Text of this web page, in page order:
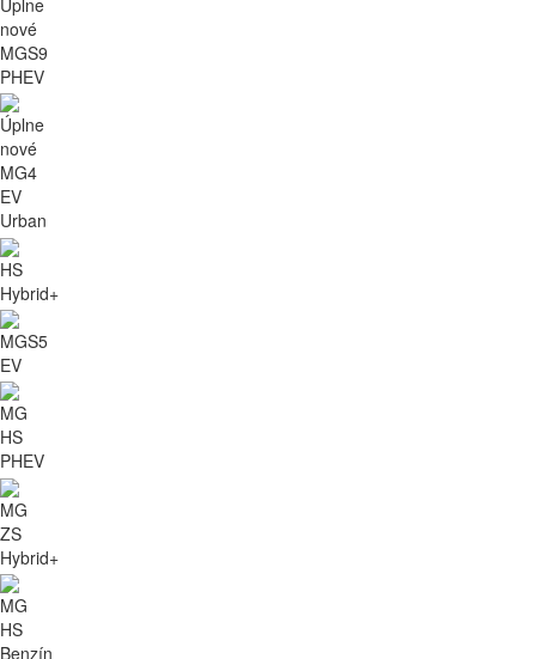
nové
MGS9
PHEV
Úplne
nové
MG4
EV
Urban
HS
Hybrid+
MGS5
EV
MG
HS
PHEV
MG
ZS
Hybrid+
MG
HS
Benzín